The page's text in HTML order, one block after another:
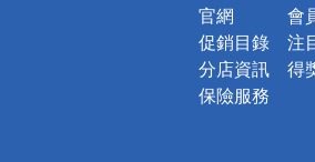
官網
促銷目錄
分店資訊
保險服務
會
注
得